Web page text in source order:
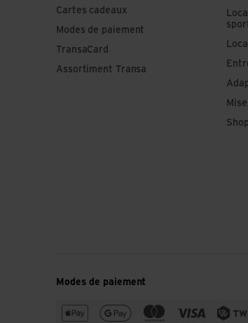
Cartes cadeaux
Modes de paiement
TransaCard
Assortiment Transa
Modes de paiement